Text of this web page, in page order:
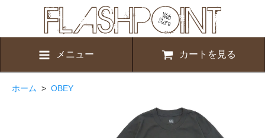
メニュー カートを見る
ホーム > OBEY